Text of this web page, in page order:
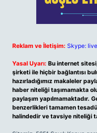
Reklam ve İletişim: Skype:
Yasal Uyarı: Bu internet
şirketi ile hiçbir bağlantısı
hazırladığımız makaleler
haber niteliği taşımamakta
paylaşım yapılmamaktadır.
benzerlikleri tamamen
halindedir ve tavsiye niteliği